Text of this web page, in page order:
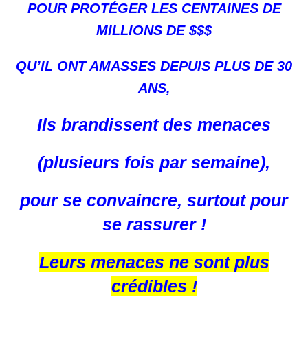
POUR PROTÉGER LES CENTAINES DE
MILLIONS DE $$$
QU’IL ONT AMASSES DEPUIS PLUS DE 30
ANS,
Ils brandissent des menaces
(plusieurs fois par semaine),
pour se convaincre, surtout pour
se rassurer !
Leurs menaces ne sont plus
crédibles !